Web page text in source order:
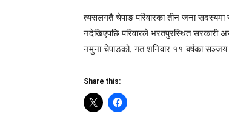
त्यसलगतै चेपाङ परिवारका तीन जना सदस्यमा
नदेखिएपछि परिवारले भरतपुरस्थित सरकारी
नमुना चेपाङको, गत शनिवार ११ बर्षका
Share this: